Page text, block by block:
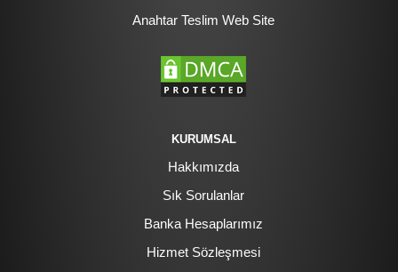
Anahtar Teslim Web Site
KURUMSAL
Hakkımızda
Sık Sorulanlar
Banka Hesaplarımız
Hizmet Sözleşmesi